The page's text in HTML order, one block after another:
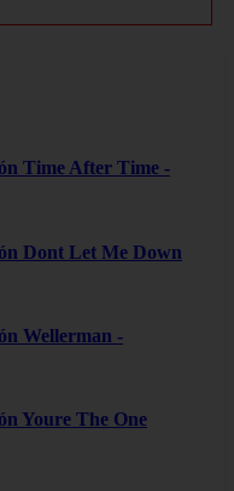
Time After Time -
Dont Let Me Down
Wellerman -
Youre The One